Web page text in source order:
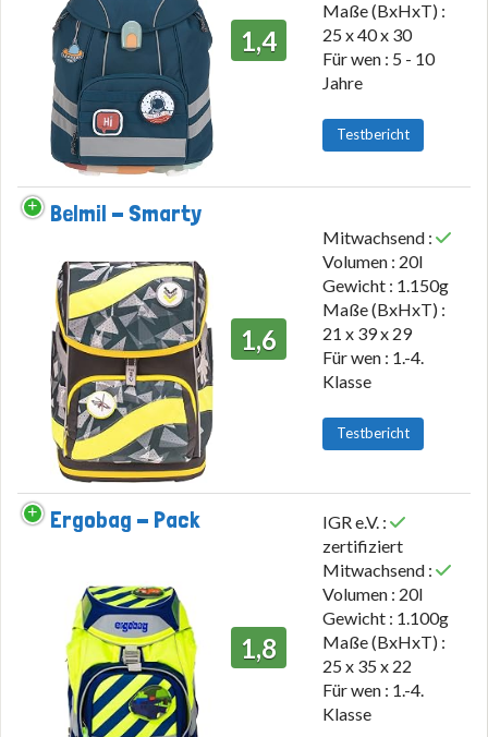
1,4
Maße (BxHxT) :
25 x 40 x 30
Für wen : 5 - 10
Jahre
Testbericht
Belmil - Smarty
1,6
Mitwachsend :
Volumen : 20l
Gewicht : 1.150g
Maße (BxHxT) :
21 x 39 x 29
Für wen : 1.-4.
Klasse
Testbericht
Ergobag - Pack
1,8
IGR e.V. :
zertifiziert
Mitwachsend :
Volumen : 20l
Gewicht : 1.100g
Maße (BxHxT) :
25 x 35 x 22
Für wen : 1.-4.
Klasse